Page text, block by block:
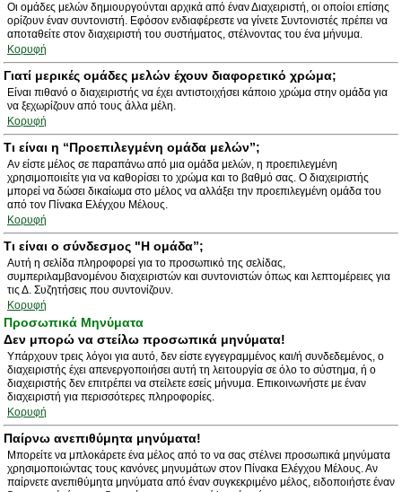
Οι ομάδες μελών δημιουργούνται αρχικά από έναν Διαχειριστή, οι οποίοι επίσης
ορίζουν έναν συντονιστή. Εφόσον ενδιαφέρεστε να γίνετε Συντονιστές πρέπει να
αποταθείτε στον διαχειριστή του συστήματος, στέλνοντας του ένα μήνυμα.
Κορυφή
Γιατί μερικές ομάδες μελών έχουν διαφορετικό χρώμα;
Είναι πιθανό ο διαχειριστής να έχει αντιστοιχήσει κάποιο χρώμα στην ομάδα για
να ξεχωρίζουν από τους άλλα μέλη.
Κορυφή
Τι είναι η “Προεπιλεγμένη ομάδα μελών”;
Αν είστε μέλος σε παραπάνω από μια ομάδα μελών, η προεπιλεγμένη
χρησιμοποιείτε για να καθορίσει το χρώμα και το βαθμό σας. Ο διαχειριστής
μπορεί να δώσει δικαίωμα στο μέλος να αλλάξει την προεπιλεγμένη ομάδα του
από τον Πίνακα Ελέγχου Μέλους.
Κορυφή
Τι είναι ο σύνδεσμος "Η ομάδα”;
Αυτή η σελίδα πληροφορεί για το προσωπικό της σελίδας,
συμπεριλαμβανομένου διαχειριστών και συντονιστών όπως και λεπτομέρειες για
τις Δ. Συζητήσεις που συντονίζουν.
Κορυφή
Προσωπικά Μηνύματα
Δεν μπορώ να στείλω προσωπικά μηνύματα!
Υπάρχουν τρεις λόγοι για αυτό, δεν είστε εγγεγραμμένος και/ή συνδεδεμένος, ο
διαχειριστής έχει απενεργοποιήσει αυτή τη λειτουργία σε όλο το σύστημα, ή ο
διαχειριστής δεν επιτρέπει να στείλετε εσείς μήνυμα. Επικοινωνήστε με έναν
διαχειριστή για περισσότερες πληροφορίες.
Κορυφή
Παίρνω ανεπιθύμητα μηνύματα!
Μπορείτε να μπλοκάρετε ένα μέλος από το να σας στέλνει προσωπικά μηνύματα
χρησιμοποιώντας τους κανόνες μηνυμάτων στον Πίνακα Ελέγχου Μέλους. Αν
παίρνετε ανεπιθύμητα μηνύματα από έναν συγκεκριμένο μέλος, ειδοποιήστε έναν